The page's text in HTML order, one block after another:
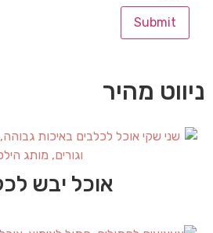
ניווט מהיר
אוכל יבש